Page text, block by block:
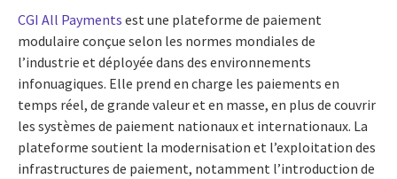
CGI All Payments est une plateforme de paiement
modulaire conçue selon les normes mondiales de
l’industrie et déployée dans des environnements
infonuagiques. Elle prend en charge les paiements en
temps réel, de grande valeur et en masse, en plus de couvrir
les systèmes de paiement nationaux et internationaux. La
plateforme soutient la modernisation et l’exploitation des
infrastructures de paiement, notamment l’introduction de